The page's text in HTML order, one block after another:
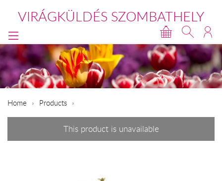
VIRÁGKÜLDÉS SZOMBATHELY
Home Products
This product is unavailable